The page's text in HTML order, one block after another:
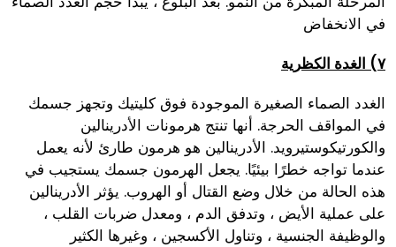
في الانخفاض
٧) الغدة الكظرية
الغدد الصماء الصغيرة الموجودة فوق كليتيك وتجهز جسمك
في المواقف الحرجة. أنها تنتج هرمونات الأدرينالين
والكورتيكوستيرويد. الأدرينالين هو هرمون طارئ لأنه يعمل
عندما تواجه خطرًا بيئيًا. يجعل الهرمون جسمك يستجيب في
هذه الحالة من خلال وضع القتال أو الهروب. يؤثر الأدرينالين
على عملية الأيض ، وتدفق الدم ، ومعدل ضربات القلب ،
والوظيفة الجنسية ، وتناول الأكسجين ، وغيرها الكثير